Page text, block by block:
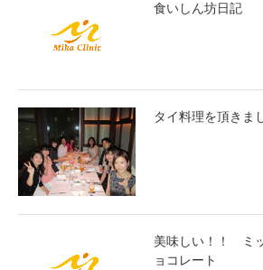
食いしん坊日記
タイ料理を頂きま
美味しい！！ ミ
ョコレート